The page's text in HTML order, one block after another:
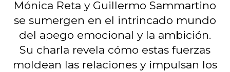
Mónica Reta y Guillermo Sammartino
se sumergen en el intrincado mundo
del apego emocional y la ambición.
Su charla revela cómo estas fuerzas
moldean las relaciones y impulsan los